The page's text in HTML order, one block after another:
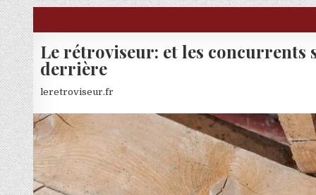
Skip to content
Le rétroviseur: et les concurrents
derrière
leretroviseur.fr